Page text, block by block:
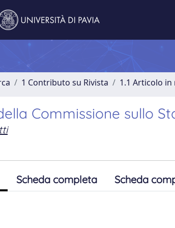
1 Contributo su Rivista 1.1 Articolo in
Commissione sullo
Scheda completa Scheda